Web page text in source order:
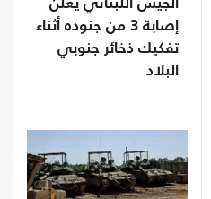
الجيش اللبناني يعلن
إصابة 3 من جنوده أثناء
تفكيك ذخائر جنوبي
البلاد